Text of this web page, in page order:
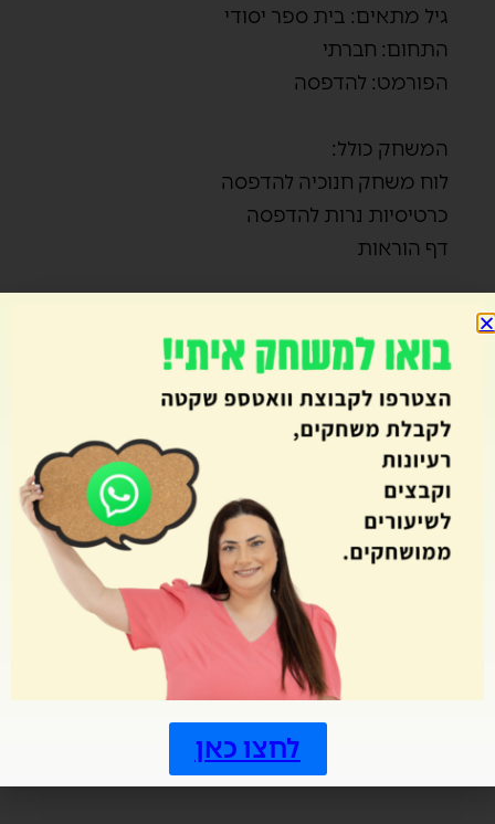
גיל מתאים: בית ספר יסודי
התחום: חברתי
הפורמט: להדפסה
המשחק כולל:
לוח משחק חנוכיה להדפסה
כרטיסיות נרות להדפסה
דף הוראות
זרקור על האור הייחודי של כל אחד ואחת.
מדיניות הפרטיות
מדיניות ביטול עסקה:
לחצו כאן